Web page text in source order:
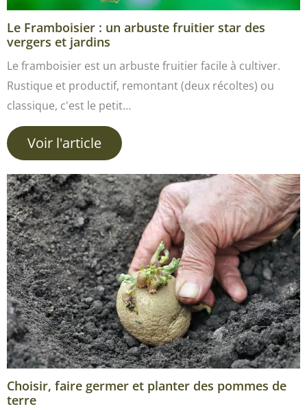
Le Framboisier : un arbuste fruitier star des
vergers et jardins
Le framboisier est un arbuste fruitier facile à cultiver.
Rustique et productif, remontant (deux récoltes) ou
classique, c'est le petit…
Voir l'article
Choisir, faire germer et planter des pommes de
terre